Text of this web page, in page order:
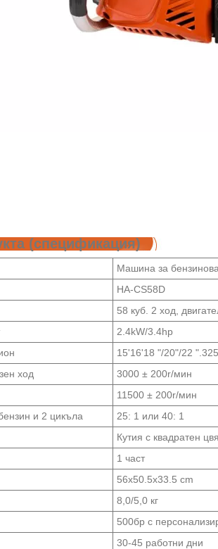
(спецификация)
Машина за
HA-CS58D
58 куб. 2 ход,
2.4kW/3.4hp
15'16'18 "/20"/22
ход
3000 ± 200r/мин
11500 ± 200r/мин
и 2 цикъла
25: 1 или 40: 1
Кутия с квадратен
1 част
56x50.5x33.5 cm
8,0/5,0 кг
500бр с
30-45 работни дни